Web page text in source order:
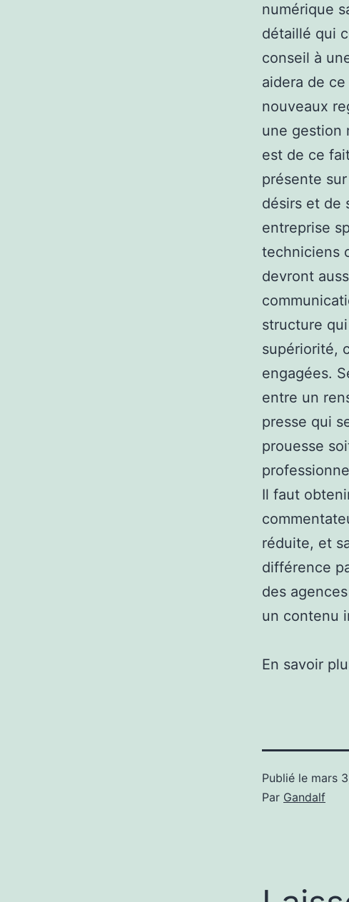
numérique
détaillé qui
conseil à
aidera de
nouveaux
une gestion
est de ce
présente
désirs et de
entreprise
techniciens
devront
structure
supériorité,
engagées.
entre un
presse qui
prouesse
Il faut
réduite, et
différence
des
un contenu
En savoir
Publié le mars
Par Gandalf